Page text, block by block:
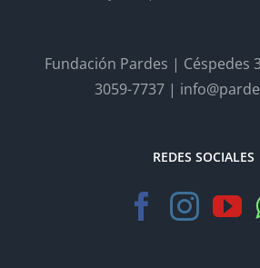
Fundación Pardes | Céspedes
3059-7737 |
REDES SOCIALES